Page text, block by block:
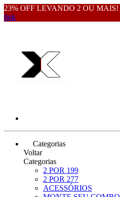
23% OFF LEVANDO 2 OU MAIS!
link
Categorias
Voltar
Categorias
2 POR 199
2 POR 277
ACESSÓRIOS